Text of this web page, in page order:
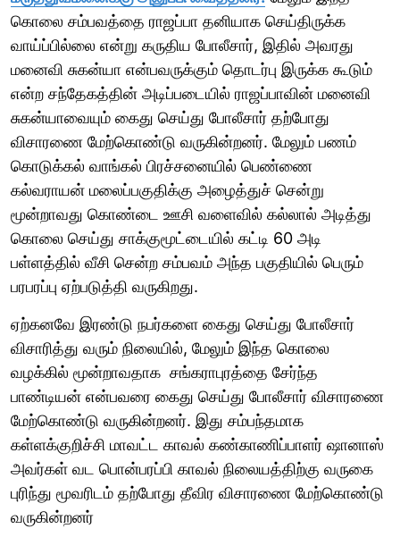
கொலை சம்பவத்தை ராஜப்பா தனியாக செய்திருக்க
வாய்ப்பில்லை என்று கருதிய போலீசார், இதில் அவரது
மனைவி சுகன்யா என்பவருக்கும் தொடர்பு இருக்க கூடும்
என்ற சந்தேகத்தின் அடிப்படையில் ராஜப்பாவின் மனைவி
சுகன்யாவையும் கைது செய்து போலீசார் தற்போது
விசாரணை மேற்கொண்டு வருகின்றனர். மேலும் பணம்
கொடுக்கல் வாங்கல் பிரச்சனையில் பெண்ணை
கல்வராயன் மலைப்பகுதிக்கு அழைத்துச் சென்று
மூன்றாவது கொண்டை ஊசி வளைவில் கல்லால் அடித்து
கொலை செய்து சாக்குமூட்டையில் கட்டி 60 அடி
பள்ளத்தில் வீசி சென்ற சம்பவம் அந்த பகுதியில் பெரும்
பரபரப்பு ஏற்படுத்தி வருகிறது.
ஏற்கனவே இரண்டு நபர்களை கைது செய்து போலீசார்
விசாரித்து வரும் நிலையில், மேலும் இந்த கொலை
வழக்கில் மூன்றாவதாக சங்கராபுரத்தை சேர்ந்த
பாண்டியன் என்பவரை கைது செய்து போலீசார் விசாரணை
மேற்கொண்டு வருகின்றனர். இது சம்பந்தமாக
கள்ளக்குறிச்சி மாவட்ட காவல் கண்காணிப்பாளர் ஷானாஸ்
அவர்கள் வட பொன்பரப்பி காவல் நிலையத்திற்கு வருகை
புரிந்து மூவரிடம் தற்போது தீவிர விசாரணை மேற்கொண்டு
வருகின்றனர்